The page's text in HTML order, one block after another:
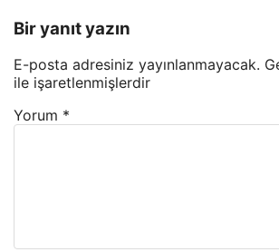
Bir yanıt yazın
E-posta adresiniz yayınlanmayacak.
ile işaretlenmişlerdir
Yorum *